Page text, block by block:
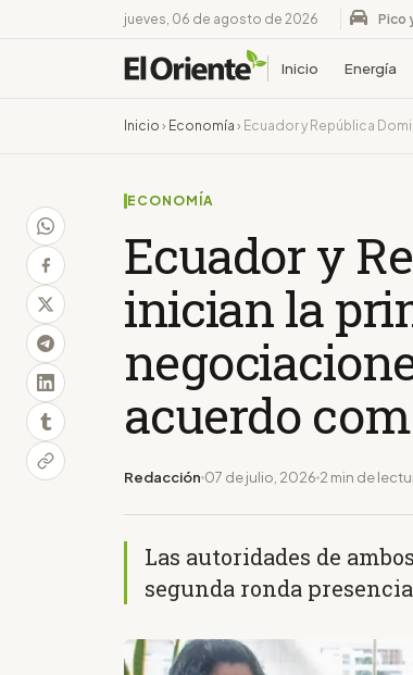
jueves, 06 de agosto de 2026 Pico
Inicio Energía
Inicio › Economía › Ecuador y República
ECONOMÍA
Ecuador y
inician la
acuerdo
Redacción 07 de julio, 2026 2 min de
Las autoridades de
segunda ronda